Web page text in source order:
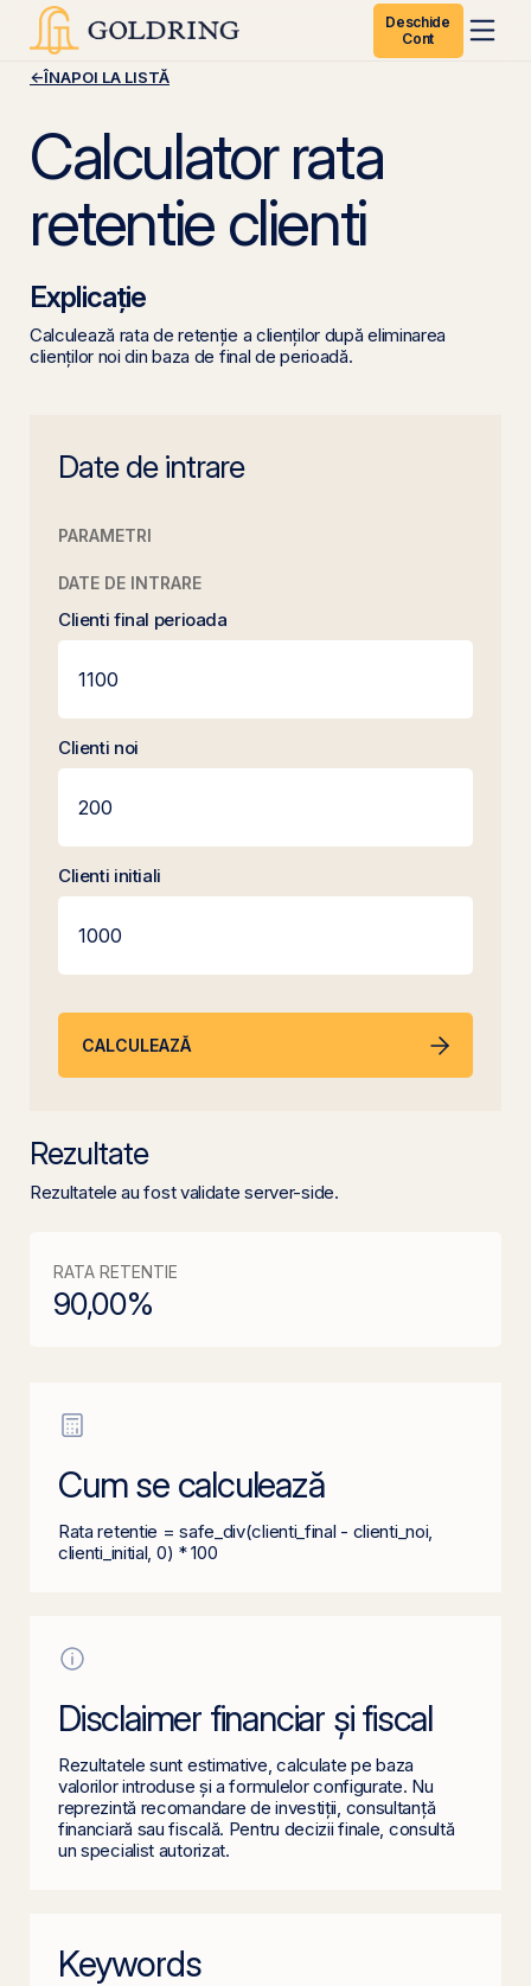
Deschide
Cont
←ÎNAPOI LA LISTĂ
Calculator rata
retentie clienti
Explicație
Calculează rata de retenție a clienților după eliminarea
clienților noi din baza de final de perioadă.
Date de intrare
PARAMETRI
DATE DE INTRARE
Clienti final perioada
Clienti noi
Clienti initiali
CALCULEAZĂ
Rezultate
Rezultatele au fost validate server-side.
RATA RETENTIE
90,00%
Cum se calculează
Rata retentie = safe_div(clienti_final - clienti_noi,
clienti_initial, 0) * 100
Disclaimer financiar și fiscal
Rezultatele sunt estimative, calculate pe baza
valorilor introduse și a formulelor configurate. Nu
reprezintă recomandare de investiții, consultanță
financiară sau fiscală. Pentru decizii finale, consultă
un specialist autorizat.
Keywords